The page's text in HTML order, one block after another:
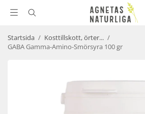
Startsida / Kosttillskott, örter... /
GABA Gamma-Amino-Smörsyra 100 gr